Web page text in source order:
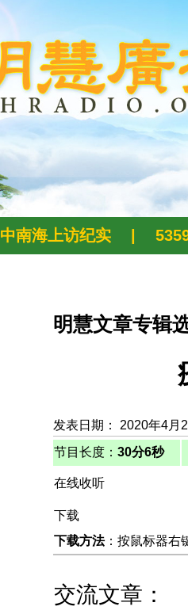
中南海上访纪实
明慧文章专辑
发表日期： 2020年4月
节目长度： 30分6秒
在线收听
下载
下载方法：按鼠标器右
交流文章：